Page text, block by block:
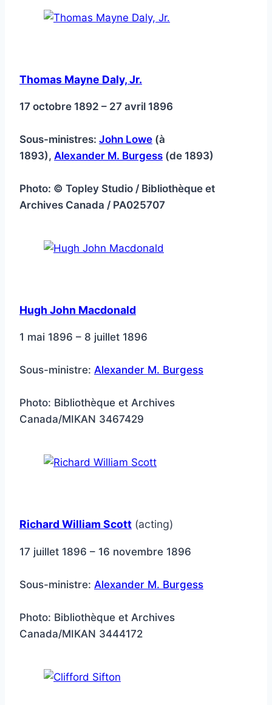
Thomas Mayne Daly, Jr.
17 octobre 1892 – 27 avril 1896
Sous-ministres: John Lowe (à
1893), Alexander M. Burgess (de 1893)
Photo: © Topley Studio / Bibliothèque et
Archives Canada / PA025707
Hugh John Macdonald
1 mai 1896 – 8 juillet 1896
Sous-ministre: Alexander M. Burgess
Photo: Bibliothèque et Archives
Canada/MIKAN 3467429
Richard William Scott (acting)
17 juillet 1896 – 16 novembre 1896
Sous-ministre: Alexander M. Burgess
Photo: Bibliothèque et Archives
Canada/MIKAN 3444172